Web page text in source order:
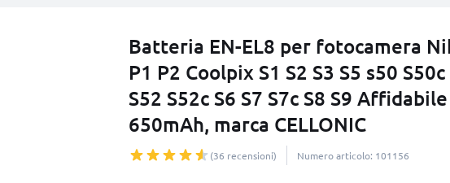
Batteria EN-EL8 per fotocamera
P1 P2 Coolpix S1 S2 S3 S5 s50
S52 S52c S6 S7 S7c S8 S9
650mAh, marca CELLONIC
(36 recensioni) Numero articolo: 101156